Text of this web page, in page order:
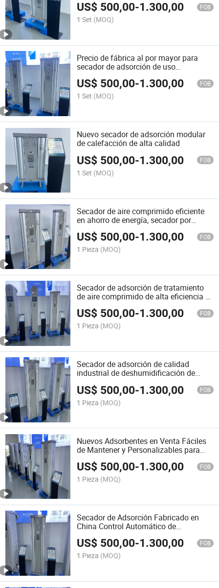
US$ 500,00-1.300,00 FOB
1 Set (MOQ)
Precio de fábrica al por mayor para
secador de adsorción de uso
hospitalario
US$ 500,00-1.300,00 FOB
1 Set (MOQ)
Nuevo secador de adsorción modular
de calefacción de alta calidad
US$ 500,00-1.300,00 FOB
1 Set (MOQ)
Secador de aire comprimido eficiente
en ahorro de energía, secador por
adsorción
US$ 500,00-1.300,00 FOB
1 Pieza (MOQ)
Secador de adsorción de tratamiento
de aire comprimido de alta eficiencia y
ahorro de energía de Hebei Lixin
US$ 500,00-1.300,00 FOB
1 Pieza (MOQ)
Secador de adsorción de calidad
industrial de deshumidificación de
US$ 500,00-1.300,00 FOB
1 Pieza (MOQ)
Nuevos Adsorbentes en Venta Fáciles
de Mantener y Personalizables para
Secadores
US$ 500,00-1.300,00 FOB
1 Pieza (MOQ)
Secador de Adsorción Fabricado en
China Control Automático de
Producción de Oxígeno
US$ 500,00-1.300,00 FOB
1 Pieza (MOQ)